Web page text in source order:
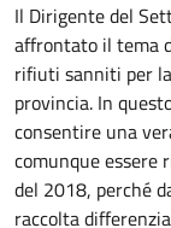
Il Dirigente del
affrontato il tema
rifiuti sanniti per
provincia. In
consentire una
comunque essere
del 2018, perché
raccolta